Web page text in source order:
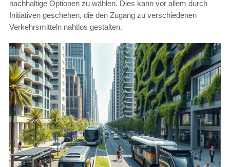
nachhaltige Optionen zu wählen. Dies kann vor allem durch
Initiativen geschehen, die den Zugang zu verschiedenen
Verkehrsmitteln nahtlos gestalten.